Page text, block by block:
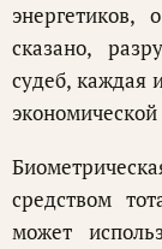
сказано,
судеб, каждая
средством
может